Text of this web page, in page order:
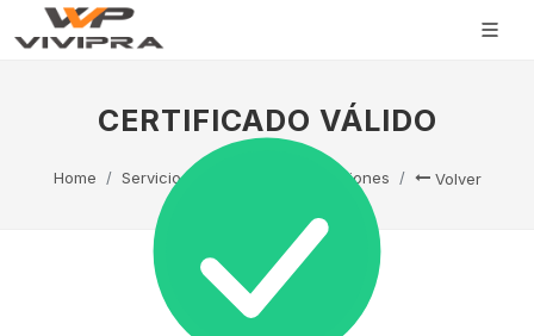
CERTIFICADO VÁLIDO
Home Servicio Técnico Capacitaciones Volver